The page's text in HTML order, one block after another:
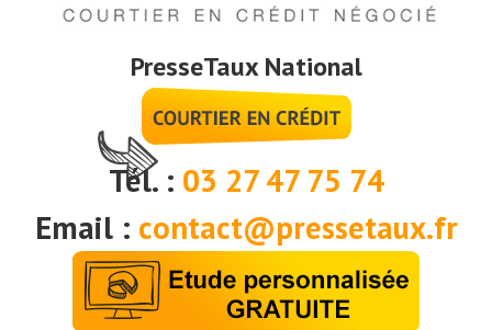
PresseTaux National
Tél. : 03 27 47 75 74
Email : contact@pressetaux.fr